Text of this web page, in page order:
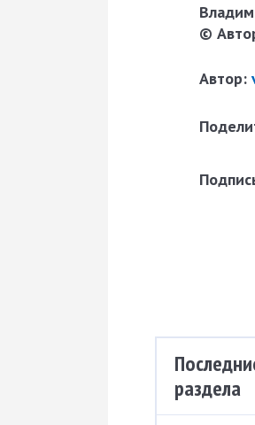
©
Автор:
раздела